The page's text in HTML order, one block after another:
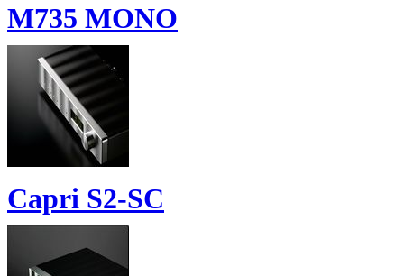
M735 MONO
Capri S2-SC